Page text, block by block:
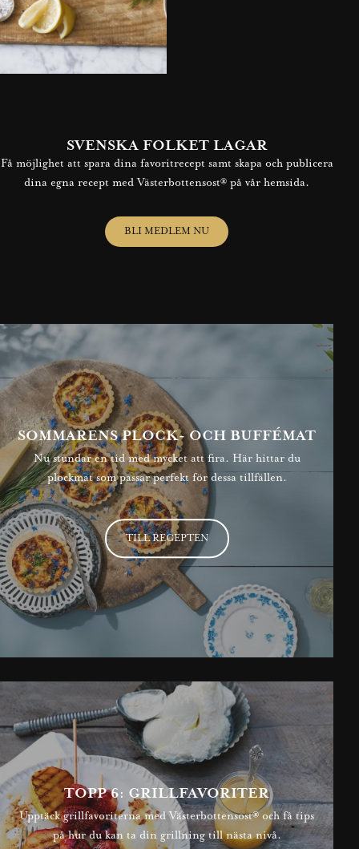
SVENSKA FOLKET LAGAR
Få möjlighet att spara dina favoritrecept samt skapa och publicera
dina egna recept med Västerbottensost® på vår hemsida.
BLI MEDLEM NU
SOMMARENS PLOCK- OCH BUFFÉMAT
Nu stundar en tid med mycket att fira. Här hittar du
plockmat som passar perfekt för dessa tillfällen.
TILL RECEPTEN
TOPP 6: GRILLFAVORITER
Upptäck grillfavoriterna med Västerbottensost® och få tips
på hur du kan ta din grillning till nästa nivå.